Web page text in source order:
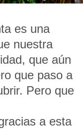
es una
nuestra
que aún
que paso a
Pero que
a esta